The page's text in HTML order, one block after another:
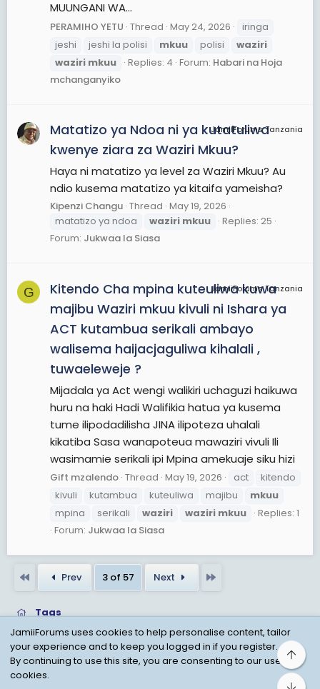
MUUNGANI WA...
PERAMIHO YETU Thread May 24, 2026
iringa
jeshi
jeshi la polisi mkuu polisi
waziri
waziri mkuu Replies: 4 Forum: Habari na Hoja
mchanganyiko
JamiiForums Tanzania
Matatizo ya Ndoa ni ya kutatuliwa
kwenye ziara za Waziri Mkuu?
Haya ni matatizo ya level za Waziri Mkuu? Au
ndio kusema matatizo ya kitaifa yameisha?
Kipenzi Changu Thread May 19, 2026
matatizo ya ndoa
waziri mkuu
Replies: 25
Forum: Jukwaa la Siasa
G JamiiForums Tanzania
Kitendo Cha mpina kuteuliwa kuwa
majibu Waziri mkuu kivuli ni Ishara ya
ACT kutambua serikali ambayo
walisema haijacjaguliwa kihalali ,
tuwaeleweje ?
Mijadala ya Act wengi walikiri uchaguzi haikuwa
huru na haki Hadi Walifikia hatua ya kusema
tume ilipodadilisha JINA ilipoteza uhalali
kikatiba Sasa wanapoteua mawaziri vivuli Ili
wasimamie serikali ipi Mpina amekuaje siku hizi
Gift mzalendo Thread May 19, 2026 act
kitendo
kivuli
kutambua kuteuliwa majibu
mkuu
mpina
serikali waziri waziri mkuu
Replies: 1
Forum: Jukwaa la Siasa
Prev 3 of 57 Next
Tags
Child Protection Policy
Personal Data Protection
JamiiForums uses cookies to help personalise content, tailor
your experience and to keep you logged in if you register.
By continuing to use this site, you are consenting to our use of
cookies.
Top